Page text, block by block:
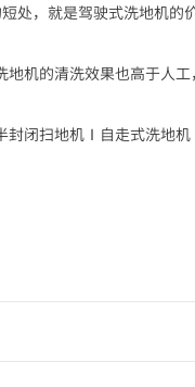
处，就是驾驶式洗地机的
机的清洗效果也高于人
闭扫地机Ⅰ自走式洗地